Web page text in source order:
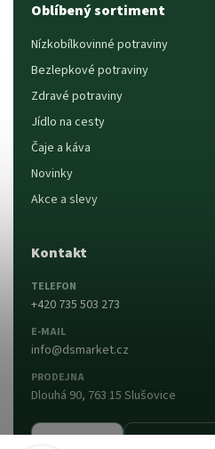
Oblíbený sortiment
Nízkobílkovinné potraviny
Bezlepkové potraviny
Zdravé potraviny
Jídlo na cesty
Čaje a káva
Novinky
Akce a slevy
Kontakt
TELEFON
+420 735 503 273
E-MAIL
info@dsmarket.cz
PRODEJNA
Dlouhá 90, 763 15 Slušovice